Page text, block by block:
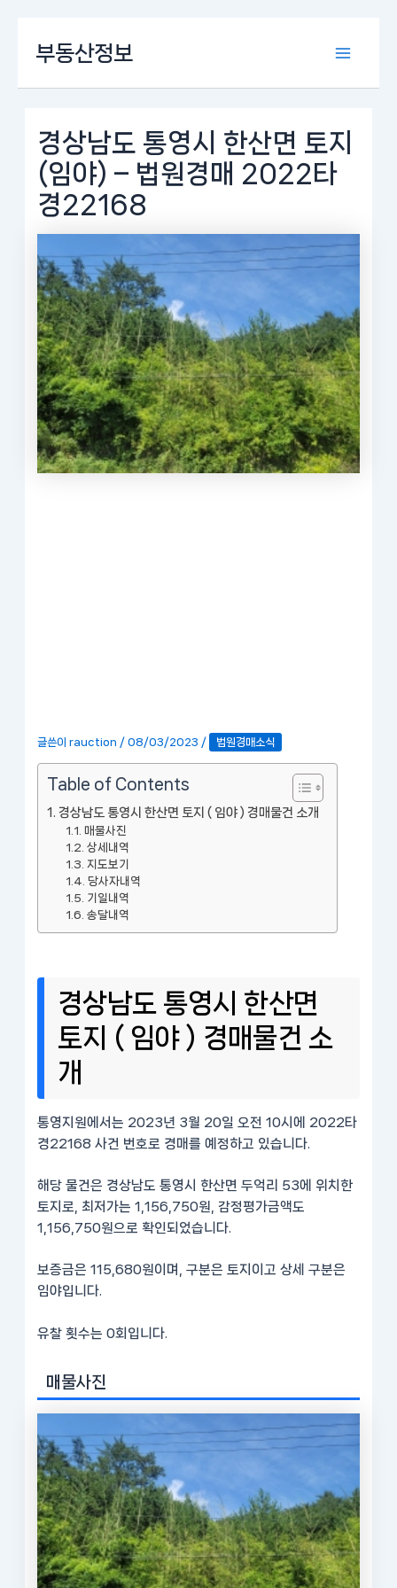
로
부동산정보
경상남도 통영시 한산면 토지
(임야) – 법원경매 2022타
경22168
글쓴이rauction /08/03/2023 / 법원경매소식
Table of Contents
경상남도 통영시 한산면 토지 ( 임야 ) 경매물건 소개
매물사진
상세내역
지도보기
당사자내역
기일내역
송달내역
경상남도 통영시 한산면
토지 ( 임야 ) 경매물건 소
개
통영지원에서는 2023년 3월 20일 오전 10시에 2022타
경22168 사건 번호로 경매를 예정하고 있습니다.
해당 물건은 경상남도 통영시 한산면 두억리 53에 위치한
토지로, 최저가는 1,156,750원, 감정평가금액도
1,156,750원으로 확인되었습니다.
보증금은 115,680원이며, 구분은 토지이고 상세 구분은
임야입니다.
유찰 횟수는 0회입니다.
매물사진